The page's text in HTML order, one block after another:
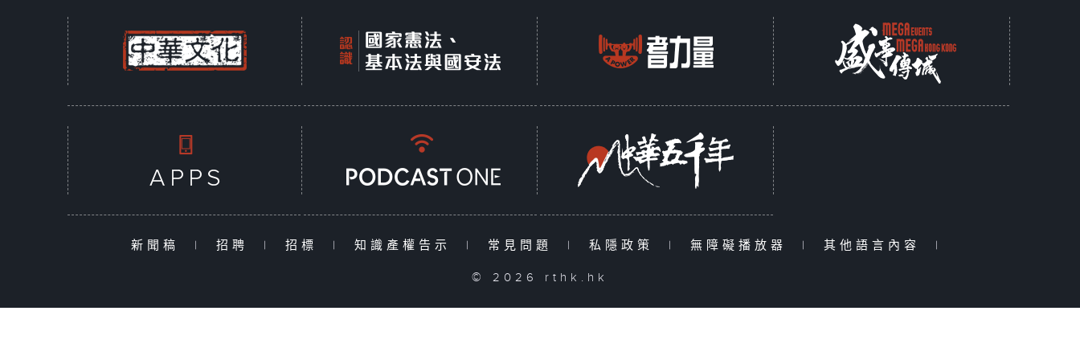
新聞稿 | 招聘 | 招標 | 知識產權告示 | 常見問題 | 私隱政策 | 無障礙播放器 | 其他語言內容 |
© 2026 rthk.hk